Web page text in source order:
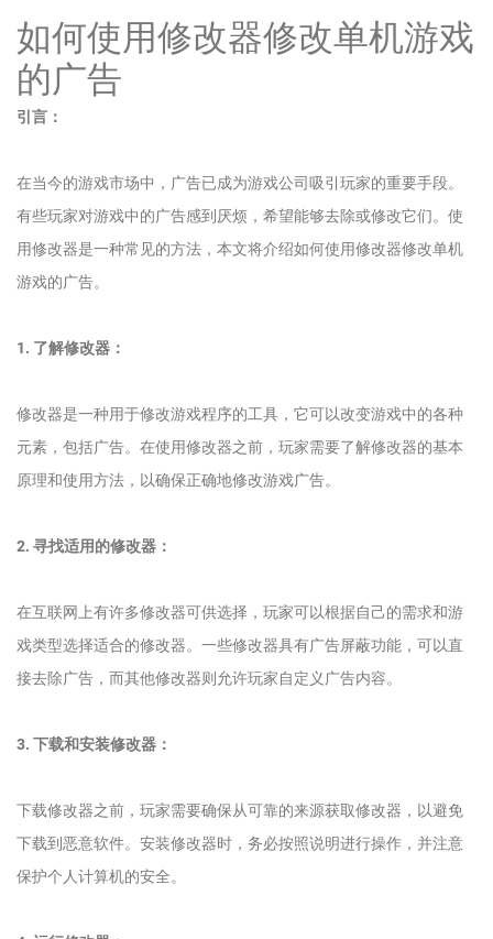
如何使用修改器修改单机游戏
的广告
引言：
在当今的游戏市场中，广告已成为游戏公司吸引玩家的重要手段。
有些玩家对游戏中的广告感到厌烦，希望能够去除或修改它们。使
用修改器是一种常见的方法，本文将介绍如何使用修改器修改单机
游戏的广告。
1. 了解修改器：
修改器是一种用于修改游戏程序的工具，它可以改变游戏中的各种
元素，包括广告。在使用修改器之前，玩家需要了解修改器的基本
原理和使用方法，以确保正确地修改游戏广告。
2. 寻找适用的修改器：
在互联网上有许多修改器可供选择，玩家可以根据自己的需求和游
戏类型选择适合的修改器。一些修改器具有广告屏蔽功能，可以直
接去除广告，而其他修改器则允许玩家自定义广告内容。
3. 下载和安装修改器：
下载修改器之前，玩家需要确保从可靠的来源获取修改器，以避免
下载到恶意软件。安装修改器时，务必按照说明进行操作，并注意
保护个人计算机的安全。